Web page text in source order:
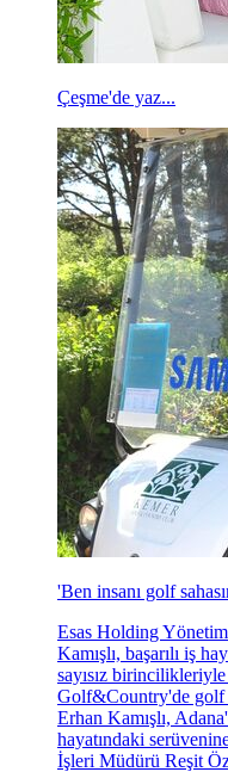
Çeşme'de yaz...
'Ben insanı golf
Esas Holding
Kamışlı, başarılı iş
sayısız
Golf&Country'de golf
Erhan Kamışlı,
hayatındaki
İşleri Müdürü Reşit